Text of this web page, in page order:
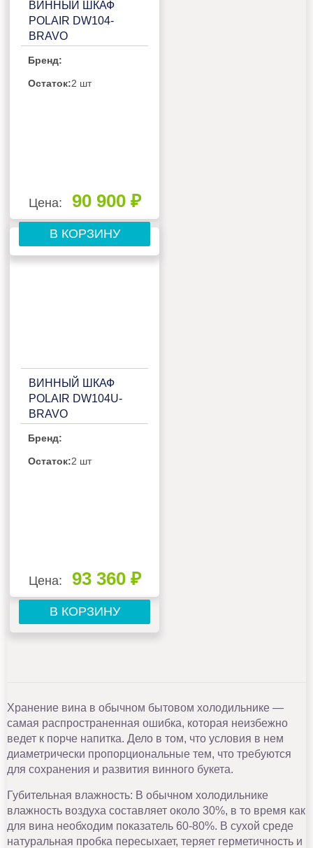
ВИННЫЙ ШКАФ
POLAIR DW104-
BRAVO
Бренд:
Остаток:2 шт
Цена: 90 900 ₽
В КОРЗИНУ
ВИННЫЙ ШКАФ
POLAIR DW104U-
BRAVO
Бренд:
Остаток:2 шт
Цена: 93 360 ₽
В КОРЗИНУ
Хранение вина в обычном бытовом холодильнике —
самая распространенная ошибка, которая неизбежно
ведет к порче напитка. Дело в том, что условия в нем
диаметрически пропорциональные тем, что требуются
для сохранения и развития винного букета.
Губительная влажность: В обычном холодильнике
влажность воздуха составляет около 30%, в то время как
для вина необходим показатель 60-80%. В сухой среде
натуральная пробка пересыхает, теряет герметичность и